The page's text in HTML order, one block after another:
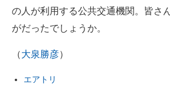
の人が利用する公共交通機関。皆さ
がだったでしょうか。
（大泉勝彦）
エアトリ